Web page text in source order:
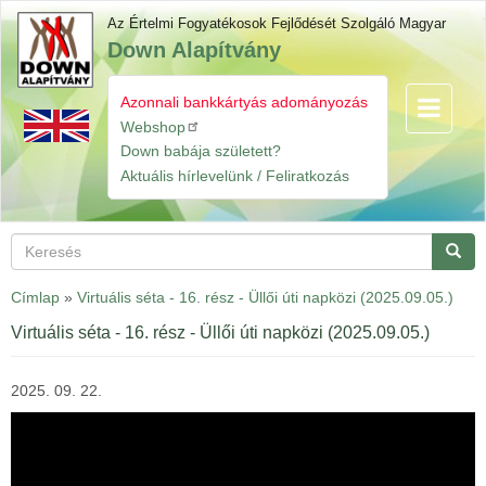
Ugrás
tartalomra
Az Értelmi Fogyatékosok Fejlődését Szolgáló Magyar
Down Alapítvány
Gyorslinkek
Azonnali bankkártyás adományozás
Webshop
Down babája született?
Aktuális hírlevelünk / Feliratkozás
Navigáció
Keresés
Címlap » Virtuális séta - 16. rész - Üllői úti napközi (2025.09.05.)
Virtuális séta - 16. rész - Üllői úti napközi (2025.09.05.)
2025. 09. 22.